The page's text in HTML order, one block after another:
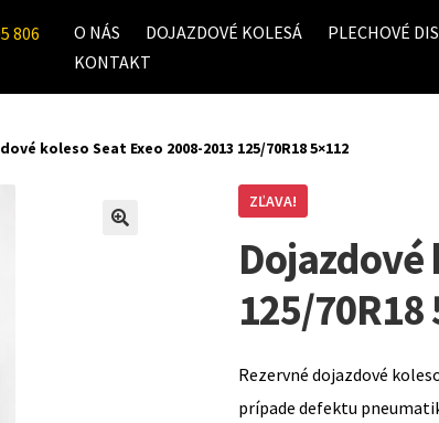
806
O NÁS DOJAZDOVÉ KOLESÁ PLECHOVÉ
KONTAKT
koleso Seat Exeo 2008-2013 125/70R18 5×112
ZĽAVA!
Dojazdové
125/70R18
Rezervné dojazdové
prípade defektu